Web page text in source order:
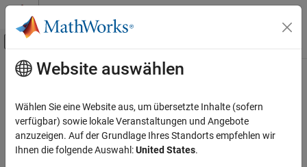
Weiter zum Inhalt
Umschaltung für Off-Canvas-
Startseite der Dokumentation
Entwicklung des Modellverhaltens
Kategorie
Hauptinhalt
Ereignis-Funktionen
Anpassen der Standardmethoden zur Initialisierung und
Beendigung des Modells
Modellieren Sie das dynamische Verhalten beim Starten und
Website auswählen
Wählen Sie eine Website aus, um übersetzte Inhalte (sofern
verfügbar) sowie lokale Veranstaltungen und Angebote
anzuzeigen. Auf der Grundlage Ihres Standorts empfehlen wir
Ihnen die folgende Auswahl:United States.